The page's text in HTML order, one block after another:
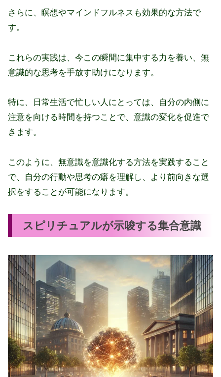
さらに、瞑想やマインドフルネスも効果的な方法で
す。
これらの実践は、今この瞬間に集中する力を養い、無
意識的な思考を手放す助けになります。
特に、日常生活で忙しい人にとっては、自分の内側に
注意を向ける時間を持つことで、意識の変化を促進で
きます。
このように、無意識を意識化する方法を実践すること
で、自分の行動や思考の癖を理解し、より前向きな選
択をすることが可能になります。
スピリチュアルが示唆する集合意識